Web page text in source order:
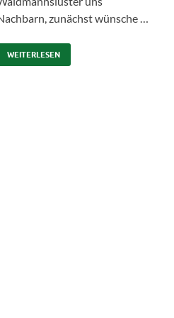
zunächst wünsche …
WEITERLESEN